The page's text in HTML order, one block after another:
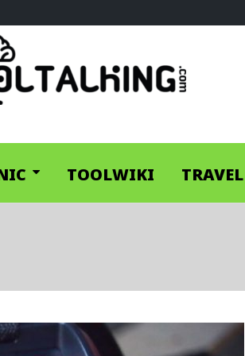
TOOLWIKI TRAVEL